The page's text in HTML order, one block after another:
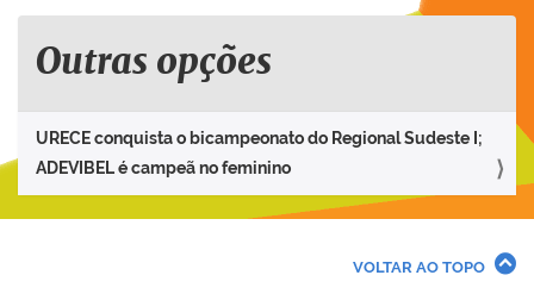
Outras opções
URECE conquista o bicampeonato do Regional Sudeste I;
ADEVIBEL é campeã no feminino
VOLTAR AO TOPO